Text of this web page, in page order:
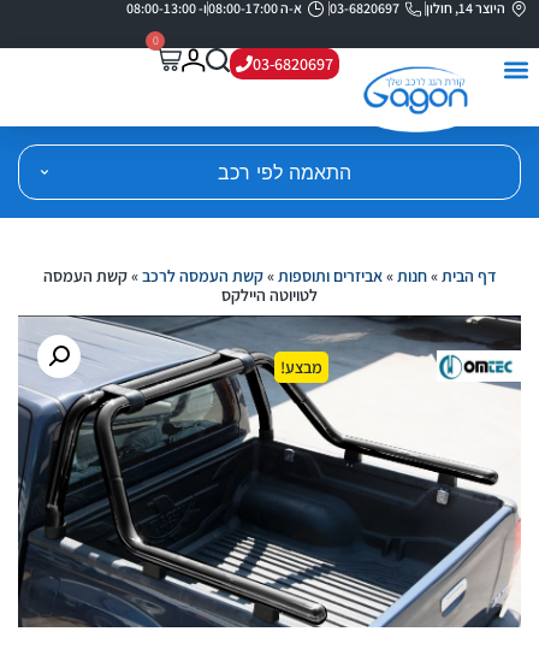
היוצר 14, חולון 03-6820697 א-ה 08:00-17:00 ו- 08:00-13:00
03-6820697
0
התאמה לפי רכב
דף הבית»חנות»אביזרים ותוספות»קשת העמסה לרכב»קשת העמסה
לטויוטה היילקס
מבצע!